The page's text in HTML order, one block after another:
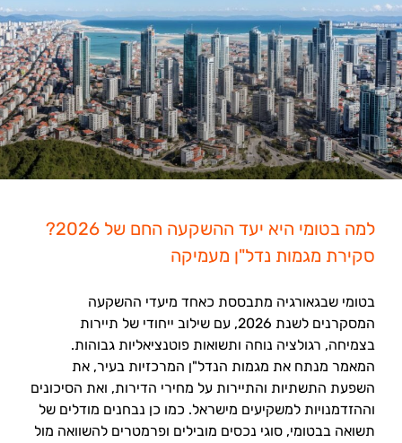
למה בטומי היא יעד ההשקעה החם של 2026?
סקירת מגמות נדל"ן מעמיקה
בטומי שבגאורגיה מתבססת כאחד מיעדי ההשקעה
המסקרנים לשנת 2026, עם שילוב ייחודי של תיירות
בצמיחה, רגולציה נוחה ותשואות פוטנציאליות גבוהות.
המאמר מנתח את מגמות הנדל"ן המרכזיות בעיר, את
השפעת התשתיות והתיירות על מחירי הדירות, ואת הסיכונים
וההזדמנויות למשקיעים מישראל. כמו כן נבחנים מודלים של
תשואה בבטומי, סוגי נכסים מובילים ופרמטרים להשוואה מול